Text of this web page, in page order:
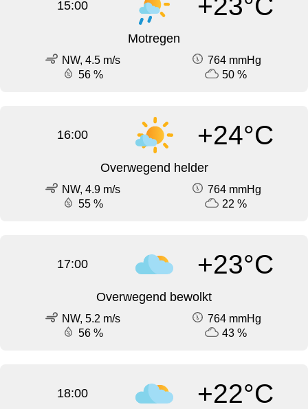
15:00
Motregen
NW, 4.5 m/s
764 mmHg
56 %
50 %
16:00 +24°C
Overwegend helder
NW, 4.9 m/s
764 mmHg
55 %
22 %
17:00 +23°C
Overwegend bewolkt
NW, 5.2 m/s
764 mmHg
56 %
43 %
18:00 +22°C